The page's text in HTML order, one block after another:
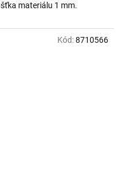
materiálu 1 mm.
Kód:8710566